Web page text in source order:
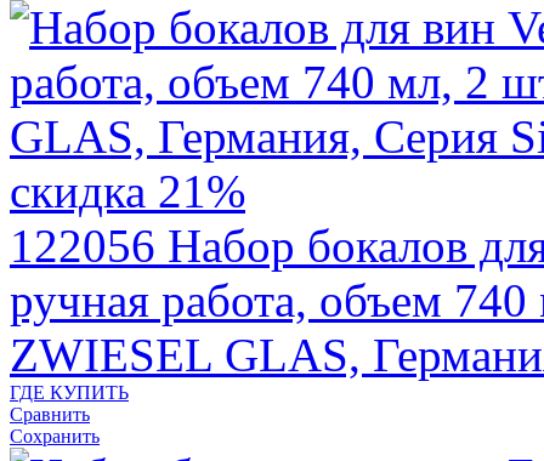
скидка 21%
122056 Набор бокалов
ручная работа, объем
ZWIESEL GLAS,
ГДЕ КУПИТЬ
Сравнить
Сохранить